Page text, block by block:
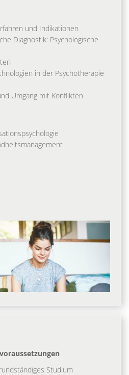
und Indikationen
Diagnostik: Psychologische
in der Psychotherapie
Umgang mit Konflikten
Studium